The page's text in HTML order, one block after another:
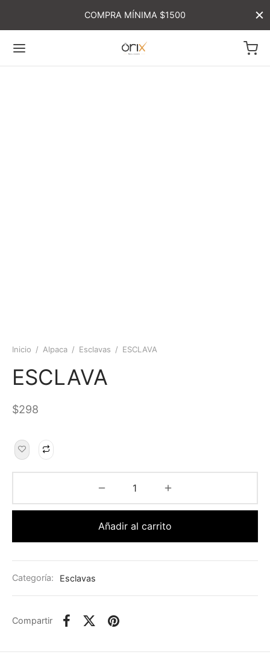
COMPRA MÍNIMA $1500
Inicio / Alpaca / Esclavas / ESCLAVA
ESCLAVA
$298
Añadir al carrito
Categoría: Esclavas
Compartir